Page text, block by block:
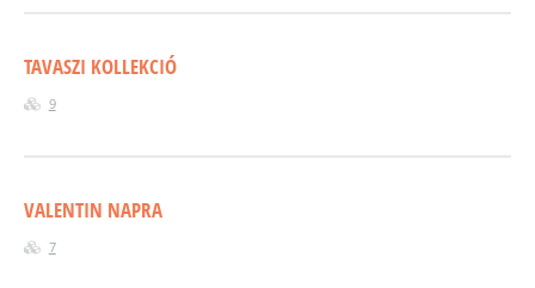
TAVASZI KOLLEKCIÓ
9
VALENTIN NAPRA
7